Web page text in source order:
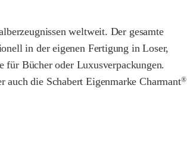
weltweit. Der gesamte
in der eigenen Fertigung in Loser,
für Bücher oder Luxusverpackungen.
auch die Schabert Eigenmarke Charmant®